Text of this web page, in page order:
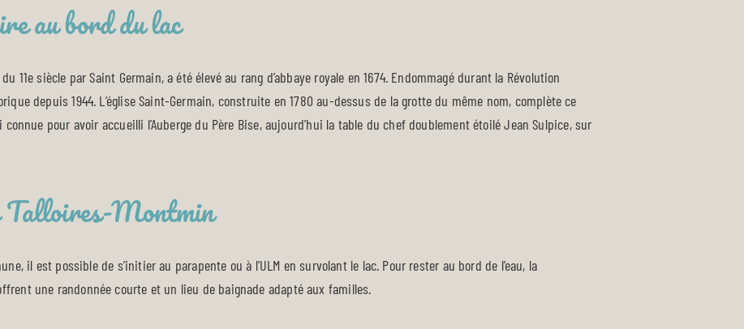
au bord du lac
11e siècle par Saint Germain, a été élevé au rang d’abbaye royale en 1674. Endommagé durant la Révolution
depuis 1944. L’église Saint-Germain, construite en 1780 au-dessus de la grotte du même nom, complète ce
pour avoir accueilli l’Auberge du Père Bise, aujourd’hui la table du chef doublement étoilé Jean Sulpice, sur
Talloires-Montmin
il est possible de s’initier au parapente ou à l’ULM en survolant le lac. Pour rester au bord de l’eau, la
une randonnée courte et un lieu de baignade adapté aux familles.